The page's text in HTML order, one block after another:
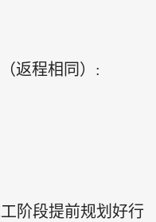
返程相同）:
阶段提前规划好行